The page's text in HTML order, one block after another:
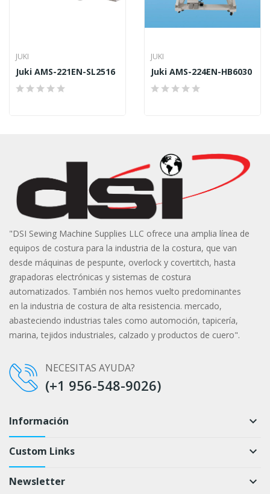
JUKI
Juki AMS-221EN-SL2516
JUKI
Juki AMS-224EN-HB6030
"DSI Sewing Machine Supplies LLC ofrece una amplia línea de
equipos de costura para la industria de la costura, que van
desde máquinas de pespunte, overlock y covertitch, hasta
grapadoras electrónicas y sistemas de costura
automatizados. También nos hemos vuelto predominantes
en la industria de costura de alta resistencia. mercado,
abasteciendo industrias tales como automoción, tapicería,
marina, tejidos industriales, calzado y productos de cuero".
NECESITAS AYUDA?
(+1 956-548-9026)
Información keyboard_arrow_down
Custom Links keyboard_arrow_down
Newsletter keyboard_arrow_down